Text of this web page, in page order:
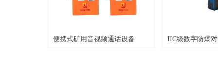
便携式矿用音视频通话设备 IIC级数字防爆